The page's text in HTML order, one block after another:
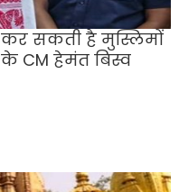
कर सकती है मुस्लिमों
CM हेमंत बिस्व